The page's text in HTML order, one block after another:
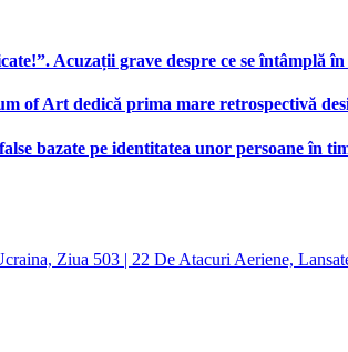
Acuzații grave despre ce se întâmplă
of Art dedică prima mare retrospectivă
bazate pe identitatea unor persoane în